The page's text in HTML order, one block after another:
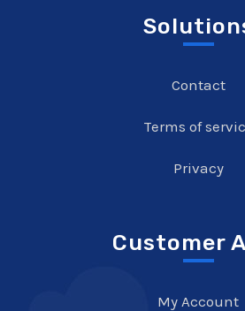
Contact
Terms of
Privacy
Customer
My Account